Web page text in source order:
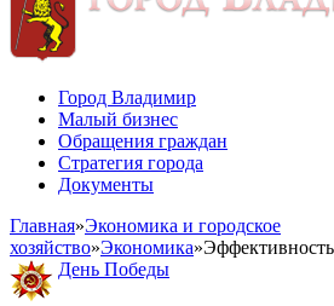
Город Владимир
Малый бизнес
Обращения граждан
Стратегия города
Документы
Главная»Экономика и городское
хозяйство»Экономика»
День Победы